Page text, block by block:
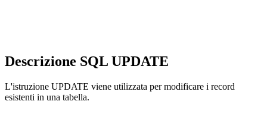
Descrizione SQL UPDATE
L'istruzione UPDATE viene utilizzata per modificare i record
esistenti in una tabella.